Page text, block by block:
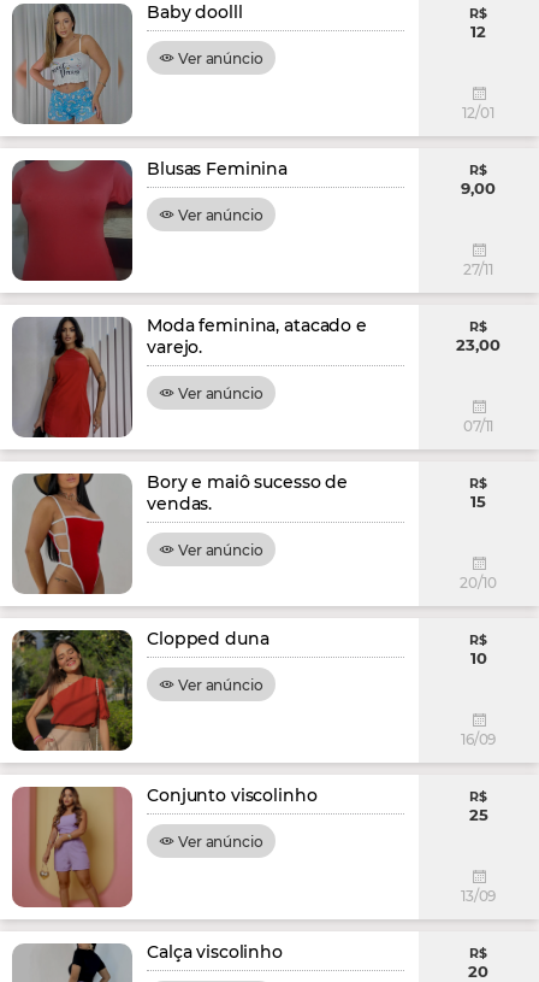
Baby doolll
Ver anúncio
R$
12
12/01
Blusas Feminina
Ver anúncio
R$
9,00
27/11
Moda feminina, atacado e
varejo.
Ver anúncio
R$
23,00
07/11
Bory e maiô sucesso de
vendas.
Ver anúncio
R$
15
20/10
Clopped duna
Ver anúncio
R$
10
16/09
Conjunto viscolinho
Ver anúncio
R$
25
13/09
Calça viscolinho R$
20